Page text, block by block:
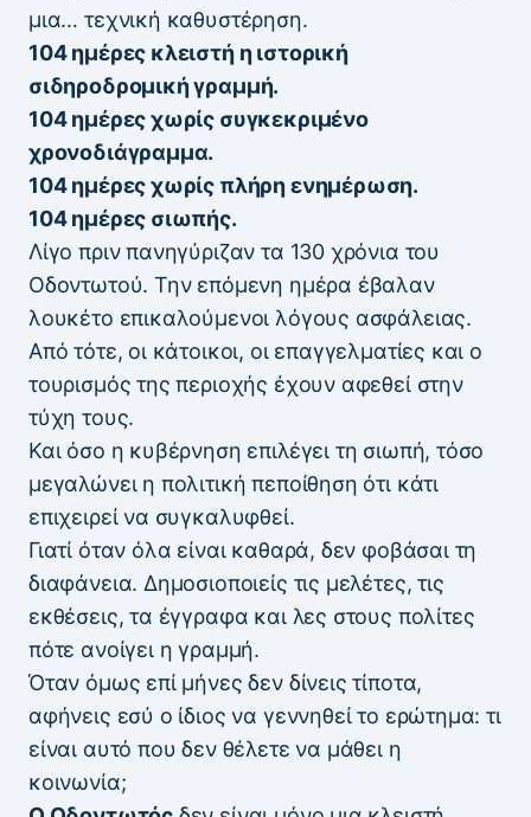
μια… τεχνική καθυστέρηση.
104 ημέρες κλειστή η ιστορική
σιδηροδρομική γραμμή.
104 ημέρες χωρίς συγκεκριμένο
χρονοδιάγραμμα.
104 ημέρες χωρίς πλήρη ενημέρωση.
104 ημέρες σιωπής.
Λίγο πριν πανηγύριζαν τα 130 χρόνια του
Οδοντωτού. Την επόμενη ημέρα έβαλαν
λουκέτο επικαλούμενοι λόγους ασφάλειας.
Από τότε, οι κάτοικοι, οι επαγγελματίες και ο
τουρισμός της περιοχής έχουν αφεθεί στην
τύχη τους.
Και όσο η κυβέρνηση επιλέγει τη σιωπή, τόσο
μεγαλώνει η πολιτική πεποίθηση ότι κάτι
επιχειρεί να συγκαλυφθεί.
Γιατί όταν όλα είναι καθαρά, δεν φοβάσαι τη
διαφάνεια. Δημοσιοποιείς τις μελέτες, τις
εκθέσεις, τα έγγραφα και λες στους πολίτες
πότε ανοίγει η γραμμή.
Όταν όμως επί μήνες δεν δίνεις τίποτα,
αφήνεις εσύ ο ίδιος να γεννηθεί το ερώτημα: τι
είναι αυτό που δεν θέλετε να μάθει η
κοινωνία;